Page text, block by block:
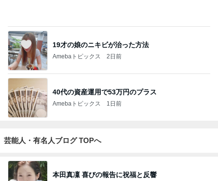
19才の娘のニキビが治った方法
Amebaトピックス 2日前
40代の資産運用で53万円のプラス
Amebaトピックス 1日前
芸能人・有名人ブログ TOPへ
本田真凜 喜びの報告に祝福と反響